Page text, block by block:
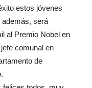
estos jóvenes
además, será
al Premio Nobel en
comunal en
de